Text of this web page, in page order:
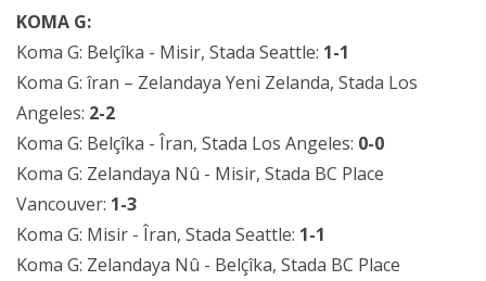
KOMA G:
Koma G: Belçîka - Misir, Stada Seattle: 1-1
Koma G: îran – Zelandaya Yeni Zelanda, Stada Los
Angeles: 2-2
Koma G: Belçîka - Îran, Stada Los Angeles: 0-0
Koma G: Zelandaya Nû - Misir, Stada BC Place
Vancouver: 1-3
Koma G: Misir - Îran, Stada Seattle: 1-1
Koma G: Zelandaya Nû - Belçîka, Stada BC Place